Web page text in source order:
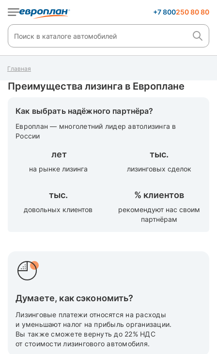
+7 800250 80 80
Главная
Преимущества лизинга в Европлане
Как выбрать надёжного партнёра?
Европлан — многолетний лидер автолизинга в
России
лет
на рынке лизинга
тыс.
лизинговых сделок
тыс.
довольных клиентов
% клиентов
рекомендуют нас своим
партнёрам
Думаете, как сэкономить?
Лизинговые платежи относятся на расходы
и уменьшают налог на прибыль организации.
Вы также cможете вернуть до 22% НДС
от стоимости лизингового автомобиля.